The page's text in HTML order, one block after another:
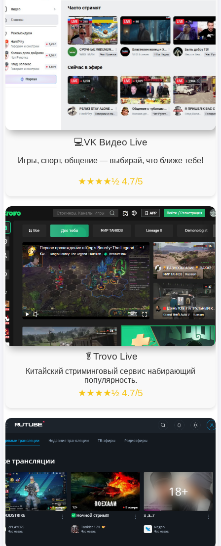
💻VK Видео Live
Игры, спорт, общение — выбирай, что ближе тебе!
★★★★½ 4.7/5
🥬Trovo Live
Китайский стриминговый сервис набирающий
популярность.
★★★★½ 4.7/5